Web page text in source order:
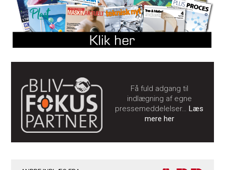
Få fuld adgang til
indlægning af egne
pressemeddelelser…Læs
mere her